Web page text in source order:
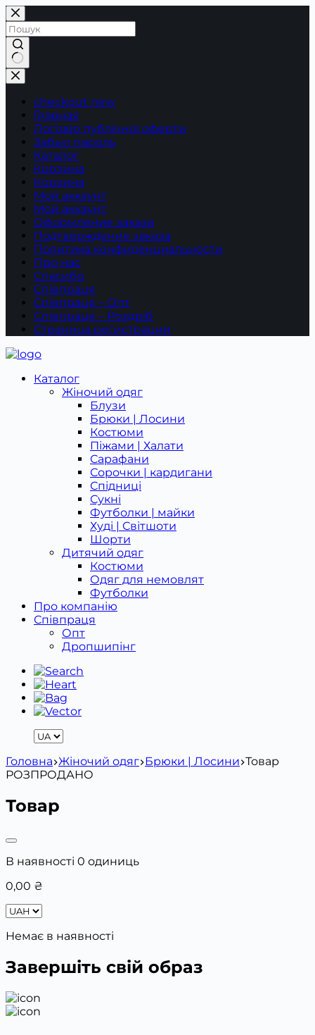
Перейти
до
вмісту
Немає
результатів
checkout new
Главная
Договір публічної оферти
Забыл пароль
Каталог
Корзина
Корзина
Мой аккаунт
Мой аккаунт
Оформление заказа
Подтверждение заказа
Политика конфиденциальности
Про нас
Спасибо
Співпраця
Співпраця – Опт
Співпраця – Роздріб
Страница регистрации
Каталог
Жіночий одяг
Блузи
Брюки | Лосини
Костюми
Піжами | Халати
Сарафани
Сорочки | кардигани
Спідниці
Сукні
Футболки | майки
Худі | Світшоти
Шорти
Дитячий одяг
Костюми
Одяг для немовлят
Футболки
Про компанію
Співпраця
Опт
Дропшипінг
Головна Жіночий одяг Брюки | Лосини Товар
РОЗПРОДАНО
Товар
В наявності 0 одиниць
0,00 ₴
Немає в наявності
Завершіть свій образ